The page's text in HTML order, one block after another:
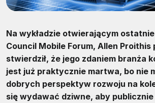
Na wykładzie otwierającym
Council Mobile Forum, Allen
stwierdził, że jego zdaniem branża
jest już praktycznie martwa, bo nie
dobrych perspektyw rozwoju na
się wydawać dziwne, aby publicznie